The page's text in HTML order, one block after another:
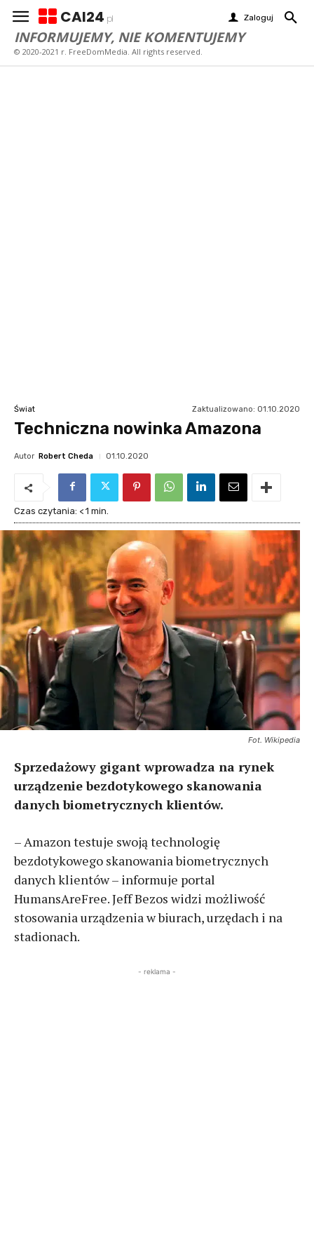
CAI24 pl Zaloguj
INFORMUJEMY, NIE KOMENTUJEMY
© 2020-2021 r. FreeDomMedia. All rights reserved.
Świat Zaktualizowano: 01.10.2020
Techniczna nowinka Amazona
Autor Robert Cheda 01.10.2020
Czas czytania: < 1 min.
Fot. Wikipedia
Sprzedażowy gigant wprowadza na rynek
urządzenie bezdotykowego skanowania
danych biometrycznych klientów.
– Amazon testuje swoją technologię
bezdotykowego skanowania biometrycznych
danych klientów – informuje portal
HumansAreFree. Jeff Bezos widzi możliwość
stosowania urządzenia w biurach, urzędach i na
stadionach.
- reklama -